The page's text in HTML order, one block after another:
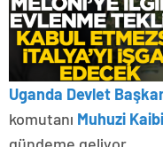
Uganda Devlet
komutanı Muhuzi
gündeme geliyor.